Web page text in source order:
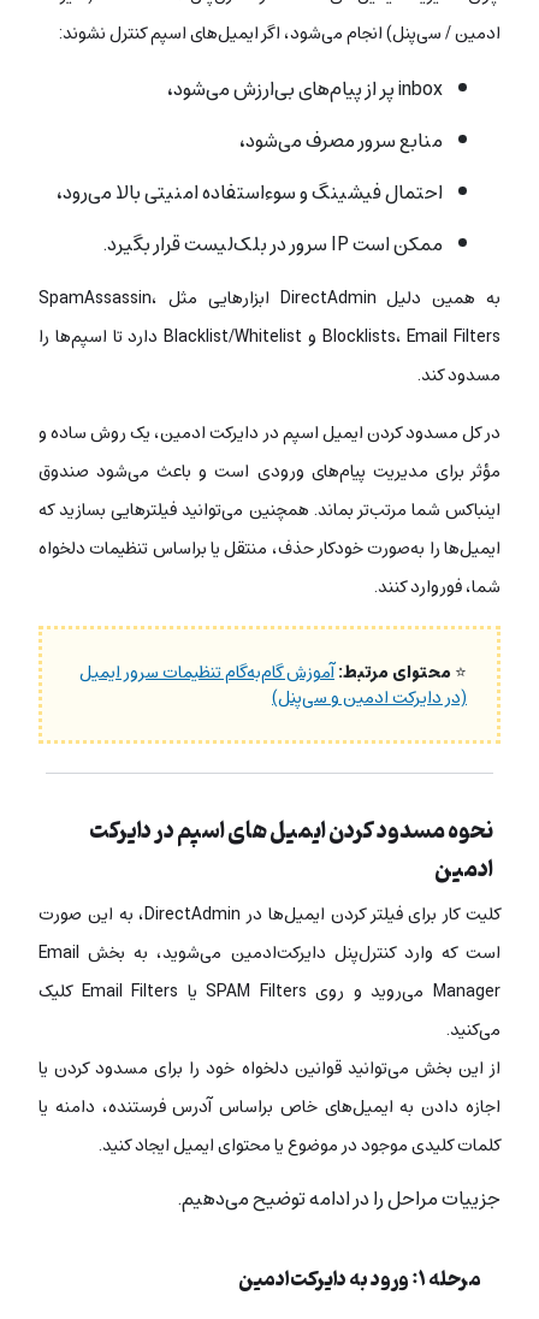
ادمین / سی‌پنل) انجام می‌شود، اگر ایمیل‌های اسپم کنترل نشوند:
inbox پر از پیام‌های بی‌ارزش می‌شود،
منابع سرور مصرف می‌شود،
احتمال فیشینگ و سوءاستفاده امنیتی بالا می‌رود،
ممکن است IP سرور در بلک‌لیست قرار بگیرد.
به همین دلیل DirectAdmin ابزارهایی مثل SpamAssassin،
Blocklists، Email Filters و Blacklist/Whitelist دارد تا اسپم‌ها را
مسدود کند.
در کل مسدود کردن ایمیل اسپم در دایرکت ادمین، یک روش ساده و
مؤثر برای مدیریت پیام‌های ورودی است و باعث می‌شود صندوق
اینباکس شما مرتب‌تر بماند. همچنین می‌توانید فیلترهایی بسازید که
ایمیل‌ها را به‌صورت خودکار حذف، منتقل یا براساس تنظیمات دلخواه
شما، فوروارد کنند.
⭐محتوای مرتبط:آموزش گام‌به‌گام تنظیمات سرور ایمیل
(در دایرکت ادمین و سی‌پنل)
نحوه مسدود کردن ایمیل‌ های اسپم در دایرکت
ادمین
کلیت کار برای فیلتر کردن ایمیل‌ها در DirectAdmin، به این صورت
است که وارد کنترل‌پنل دایرکت‌ادمین می‌شوید، به بخش Email
Manager می‌روید و روی SPAM Filters یا Email Filters کلیک
می‌کنید.
از این بخش می‌توانید قوانین دلخواه خود را برای مسدود کردن یا
اجازه دادن به ایمیل‌های خاص براساس آدرس فرستنده، دامنه یا
کلمات کلیدی موجود در موضوع یا محتوای ایمیل ایجاد کنید.
جزيیات مراحل را در ادامه توضیح می‌دهیم.
مرحله ۱: ورود به دایرکت‌ادمین